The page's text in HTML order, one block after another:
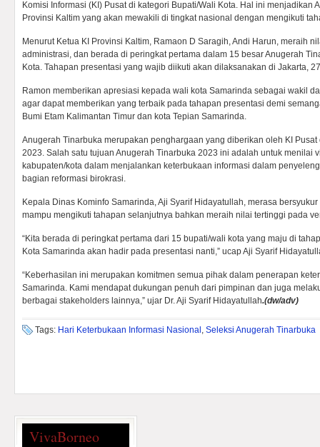
Komisi Informasi (KI) Pusat di kategori Bupati/Wali Kota. Hal ini menjadikan
Provinsi Kaltim yang akan mewakili di tingkat nasional dengan mengikuti
Menurut Ketua KI Provinsi Kaltim, Ramaon D Saragih, Andi Harun, meraih
administrasi, dan berada di peringkat pertama dalam 15 besar Anugerah
Kota. Tahapan presentasi yang wajib diikuti akan dilaksanakan di Jakarta,
Ramon memberikan apresiasi kepada wali kota Samarinda sebagai wakil
agar dapat memberikan yang terbaik pada tahapan presentasi demi
Bumi Etam Kalimantan Timur dan kota Tepian Samarinda.
Anugerah Tinarbuka merupakan penghargaan yang diberikan oleh KI
2023. Salah satu tujuan Anugerah Tinarbuka 2023 ini adalah untuk menilai
kabupaten/kota dalam menjalankan keterbukaan informasi dalam
bagian reformasi birokrasi.
Kepala Dinas Kominfo Samarinda, Aji Syarif Hidayatullah, merasa
mampu mengikuti tahapan selanjutnya bahkan meraih nilai tertinggi pada
“Kita berada di peringkat pertama dari 15 bupati/wali kota yang maju di
Kota Samarinda akan hadir pada presentasi nanti,” ucap Aji Syarif
“Keberhasilan ini merupakan komitmen semua pihak dalam penerapan
Samarinda. Kami mendapat dukungan penuh dari pimpinan dan juga
berbagai stakeholders lainnya,” ujar Dr. Aji Syarif Hidayatullah.(dw/adv)
Tags: Hari Keterbukaan Informasi Nasional , Seleksi Anugerah Tinarbuka
VivaBorneo